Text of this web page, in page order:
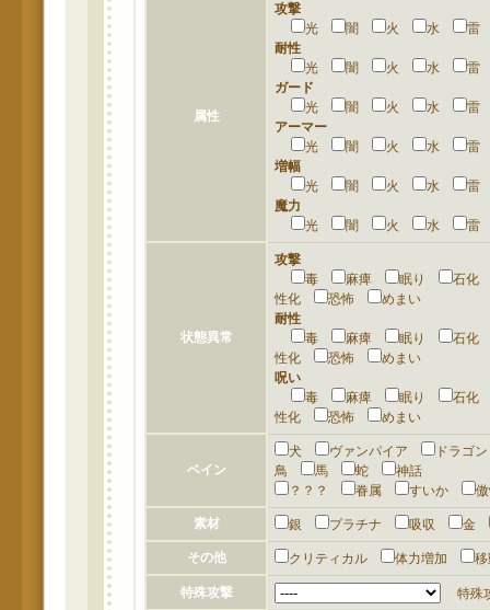
属性
攻撃
光
闇 火 水
耐性
光
闇 火 水
ガード
光
闇 火 水
アーマー
光
闇 火 水
増幅
光
闇 火 水
魔力
光
闇 火 水
状態異常
攻撃
毒
麻痺 眠り
石
性化
恐怖
めまい
耐性
毒
麻痺 眠り
石
性化
恐怖
めまい
呪い
毒
麻痺 眠り
石
性化
恐怖 めまい
ベイン
犬 ヴァンパイア
ドラゴ
鳥
馬 蛇
神話
？？？
眷属 すいか
素材 銀 プラチナ 吸収 金
その他 クリティカル 体力増加
特殊攻撃 特殊